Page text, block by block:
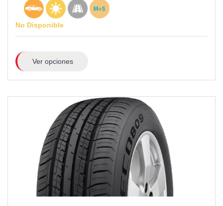
No Disponible
Ver opciones